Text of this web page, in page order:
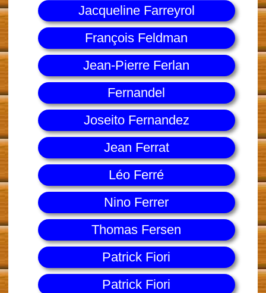
Jacqueline Farreyrol
François Feldman
Jean-Pierre Ferlan
Fernandel
Joseito Fernandez
Jean Ferrat
Léo Ferré
Nino Ferrer
Thomas Fersen
Patrick Fiori
Patrick Fiori